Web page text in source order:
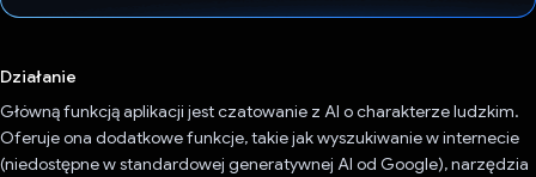
Działanie
Główną funkcją aplikacji jest czatowanie z AI o charakterze ludzkim.
Oferuje ona dodatkowe funkcje, takie jak wyszukiwanie w internecie
(niedostępne w standardowej generatywnej AI od Google), narzędzia